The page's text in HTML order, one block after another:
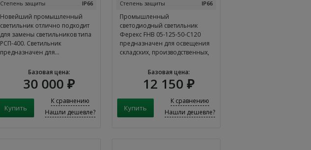
Степень защиты
IP66
Новейший промышленный
светильник отлично подходит
для замены светильников типа
РСП-400. Светильник
предназначен для…
Базовая цена:
30 000 ₽
К сравнению
Нашли дешевле?
Степень защиты
IP66
Промышленный
светодиодный светильник
Ферекс FHB 05-125-50-C120
предназначен для освещения
складских, производственных,
Базовая цена:
12 150 ₽
К сравнению
Нашли дешевле?